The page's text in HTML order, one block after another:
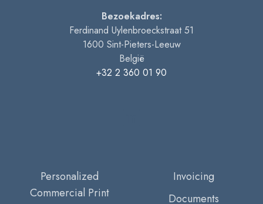
Bezoekadres:
Ferdinand Uylenbroeckstraat 51
1600 Sint-Pieters-Leeuw
België
+32 2 360 01 90
Personalized
Commercial Print
Invoicing
Documents